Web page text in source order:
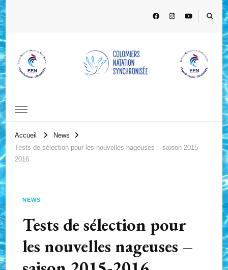
Accueil
News
Tests de sélection pour les nouvelles nageuses – saison 2015-
2016
NEWS
Tests de sélection pour
les nouvelles nageuses –